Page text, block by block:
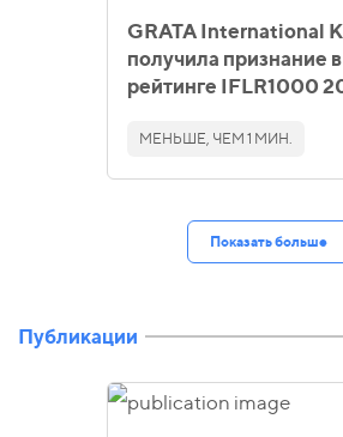
GRATA International
получила признание в
рейтинге IFLR1000
МЕНЬШЕ, ЧЕМ 1 МИН.
Показать больше
Публикации